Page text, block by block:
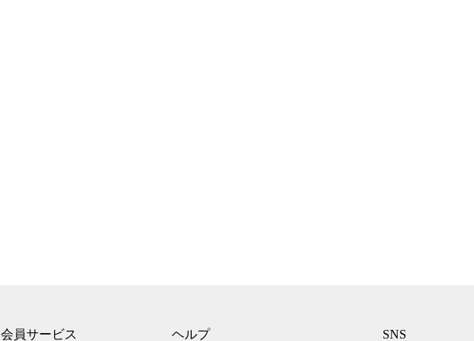
会員サービス ヘルプ SNS